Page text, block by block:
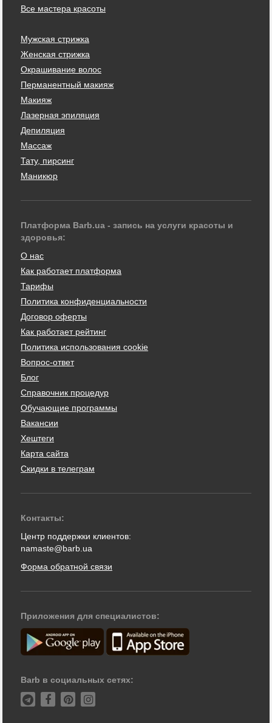
Все мастера красоты
Мужская стрижка
Женская стрижка
Окрашивание волос
Перманентный макияж
Макияж
Лазерная эпиляция
Депиляция
Массаж
Тату, пирсинг
Маникюр
Платформа Barb.ua - запись на услуги красоты и
здоровья:
О нас
Как работает платформа
Тарифы
Политика конфиденциальности
Договор оферты
Как работает рейтинг
Политика использования cookie
Вопрос-ответ
Блог
Справочник процедур
Обучающие программы
Вакансии
Хештеги
Карта сайта
Скидки в телеграм
Контакты:
Центр поддержки клиентов:
namaste@barb.ua
Форма обратной связи
Приложения для специалистов:
Barb в социальных сетях: